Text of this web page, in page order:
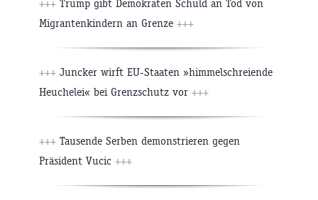
+++ Trump gibt Demokraten Schuld an Tod von
Migrantenkindern an Grenze +++
+++ Juncker wirft EU-Staaten »himmelschreiende
Heuchelei« bei Grenzschutz vor +++
+++ Tausende Serben demonstrieren gegen
Präsident Vucic +++